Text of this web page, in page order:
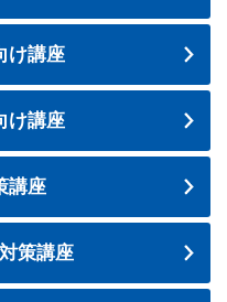
け講座
け講座
講座
策講座